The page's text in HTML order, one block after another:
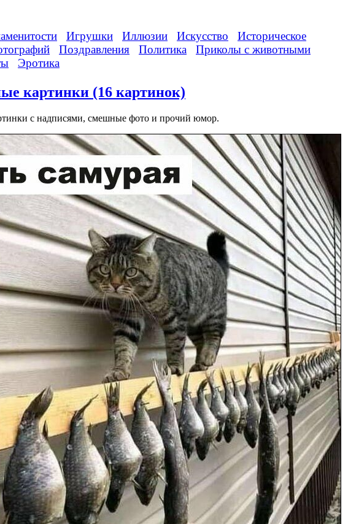
Игрушки Иллюзии Искусство
Историческое
Поздравления Политика
Приколы с животными
Эротика
картинки (16 картинок)
с надписями, смешные фото и прочий юмор.